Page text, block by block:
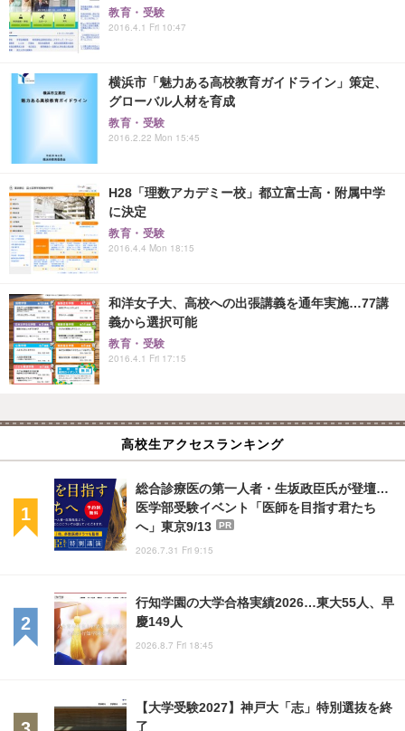
教育・受験
2016.4.1 Fri 10:47
横浜市「魅力ある高校教育ガイドライン」策定、
グローバル人材を育成
教育・受験
2016.2.22 Mon 15:45
H28「理数アカデミー校」都立富士高・附属中学
に決定
教育・受験
2016.4.4 Mon 18:15
和洋女子大、高校への出張講義を通年実施…77講
義から選択可能
教育・受験
2016.4.1 Fri 17:15
高校生アクセスランキング
総合診療医の第一人者・生坂政臣氏が登壇…
医学部受験イベント「医師を目指す君たち
へ」東京9/13
PR
2026.7.31 Fri 9:15
行知学園の大学合格実績2026…東大55人、早
慶149人
2026.8.7 Fri 18:45
【大学受験2027】神戸大「志」特別選抜を終
了